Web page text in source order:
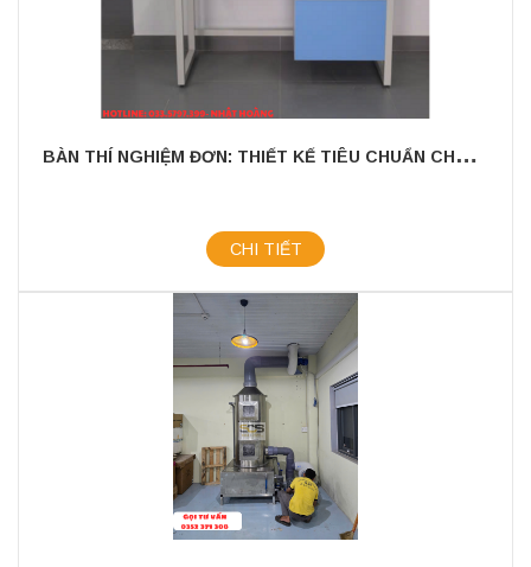
B
ÀN THÍ NGHIỆM ĐƠN: THIẾT KẾ TIÊU CHUẨN CHO MỌI PHÒNG THÍ NGHIỆM
CHI TIẾT